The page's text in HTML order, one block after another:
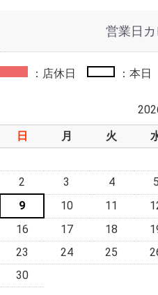
営業日
：店休日 ：本日
日
月 火
2
3 4 5
9
10 11
16
17 18
23
24 25
30